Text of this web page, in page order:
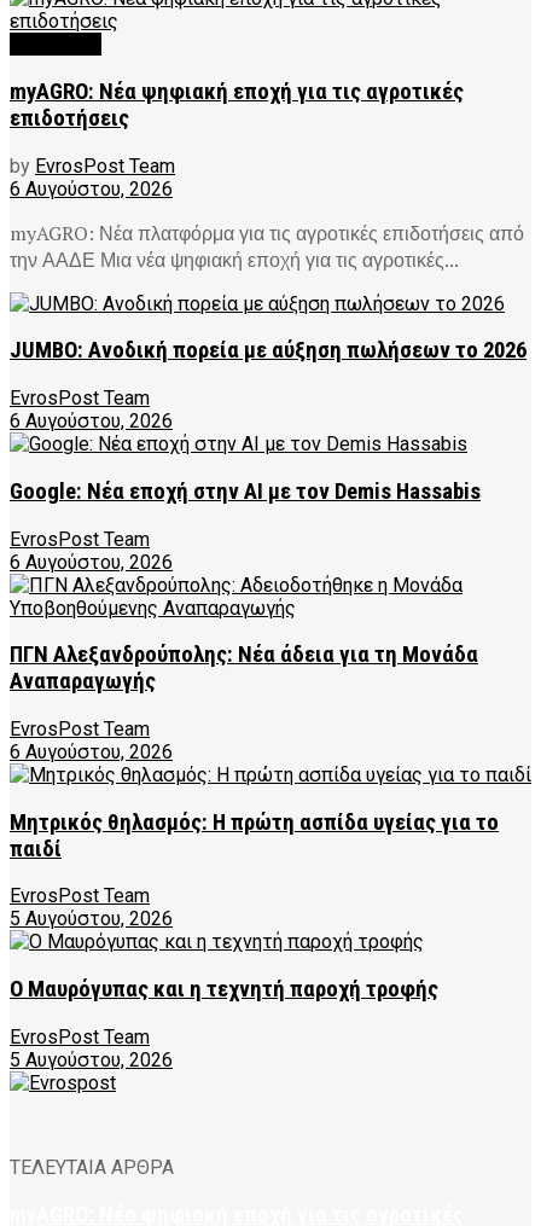
myAGRO: Νέα ψηφιακή εποχή για τις αγροτικές
επιδοτήσεις
by EvrosPost Team
6 Αυγούστου, 2026
myAGRO: Νέα πλατφόρμα για τις αγροτικές επιδοτήσεις από
την ΑΑΔΕ Μια νέα ψηφιακή εποχή για τις αγροτικές...
JUMBO: Ανοδική πορεία με αύξηση πωλήσεων το 2026
EvrosPost Team
6 Αυγούστου, 2026
Google: Νέα εποχή στην AI με τον Demis Hassabis
EvrosPost Team
6 Αυγούστου, 2026
ΠΓΝ Αλεξανδρούπολης: Νέα άδεια για τη Μονάδα
Αναπαραγωγής
EvrosPost Team
6 Αυγούστου, 2026
Μητρικός θηλασμός: Η πρώτη ασπίδα υγείας για το
παιδί
EvrosPost Team
5 Αυγούστου, 2026
Ο Μαυρόγυπας και η τεχνητή παροχή τροφής
EvrosPost Team
5 Αυγούστου, 2026
ΤΕΛΕΥΤΑΙΑ ΑΡΘΡΑ